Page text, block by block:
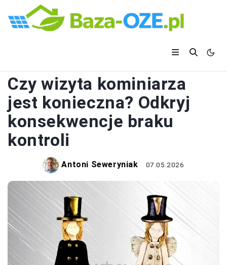
Czy wizyta kominiarza
jest konieczna? Odkryj
konsekwencje braku
kontroli
Antoni Seweryniak 07.05.2026